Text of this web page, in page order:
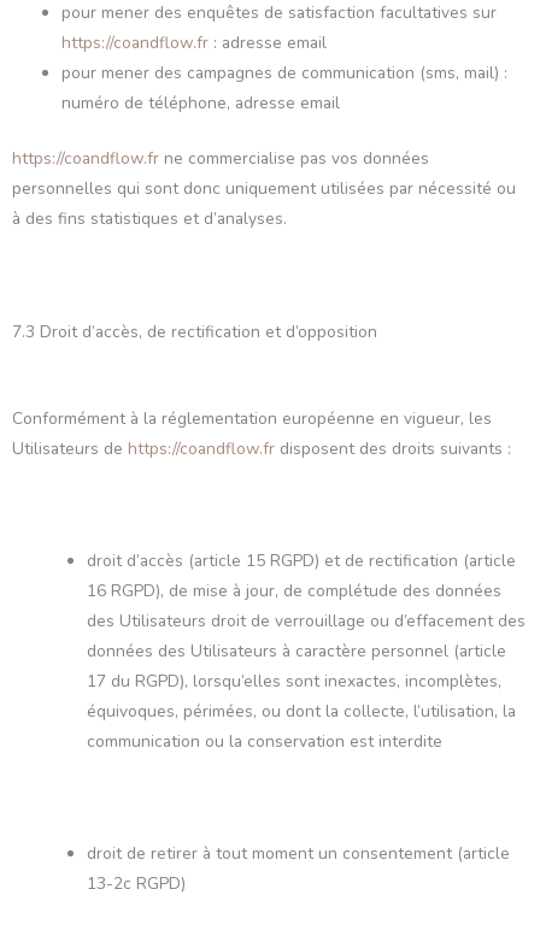
pour mener des enquêtes de satisfaction facultatives sur
https://coandflow.fr : adresse email
pour mener des campagnes de communication (sms, mail) :
numéro de téléphone, adresse email
https://coandflow.fr ne commercialise pas vos données
personnelles qui sont donc uniquement utilisées par nécessité ou
à des fins statistiques et d’analyses.
7.3 Droit d’accès, de rectification et d’opposition
Conformément à la réglementation européenne en vigueur, les
Utilisateurs de https://coandflow.fr disposent des droits suivants :
droit d’accès (article 15 RGPD) et de rectification (article
16 RGPD), de mise à jour, de complétude des données
des Utilisateurs droit de verrouillage ou d’effacement des
données des Utilisateurs à caractère personnel (article
17 du RGPD), lorsqu’elles sont inexactes, incomplètes,
équivoques, périmées, ou dont la collecte, l’utilisation, la
communication ou la conservation est interdite
droit de retirer à tout moment un consentement (article
13-2c RGPD)